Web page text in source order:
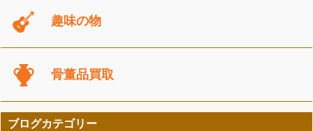
趣味の物
骨董品買取
ブログカテゴリー